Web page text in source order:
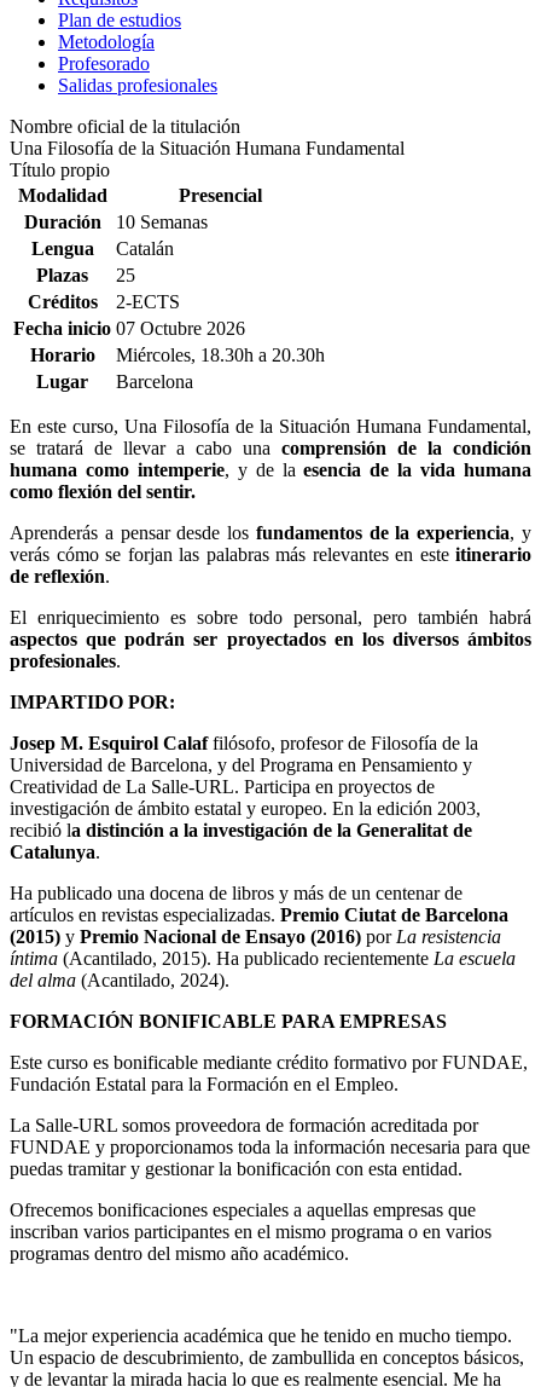
Plan de estudios
Metodología
Profesorado
Salidas profesionales
Nombre oficial de la titulación
Una Filosofía de la Situación Humana Fundamental
Título propio
Modalidad
Presencial
Duración
10 Semanas
Lengua
Catalán
Plazas
25
Créditos
2-ECTS
Fecha inicio 07 Octubre 2026
Horario
Miércoles, 18.30h a 20.30h
Lugar
Barcelona
En este curso, Una Filosofía de la Situación Humana Fundamental,
se tratará de llevar a cabo una comprensión de la condición
humana como intemperie, y de la esencia de la vida humana
como flexión del sentir.
Aprenderás a pensar desde los fundamentos de la experiencia, y
verás cómo se forjan las palabras más relevantes en este itinerario
de reflexión.
El enriquecimiento es sobre todo personal, pero también habrá
aspectos que podrán ser proyectados en los diversos ámbitos
profesionales.
IMPARTIDO POR:
Josep M. Esquirol Calaffilósofo, profesor de Filosofía de la
Universidad de Barcelona, y del Programa en Pensamiento y
Creatividad de La Salle-URL. Participa en proyectos de
investigación de ámbito estatal y europeo. En la edición 2003,
recibió la distinción a la investigación de la Generalitat de
Catalunya.
Ha publicado una docena de libros y más de un centenar de
artículos en revistas especializadas. Premio Ciutat de Barcelona
(2015) y Premio Nacional de Ensayo (2016) por La resistencia
íntima (Acantilado, 2015). Ha publicado recientemente La escuela
del alma (Acantilado, 2024).
FORMACIÓN BONIFICABLE PARA EMPRESAS
Este curso es bonificable mediante crédito formativo por FUNDAE,
Fundación Estatal para la Formación en el Empleo.
La Salle-URL somos proveedora de formación acreditada por
FUNDAE y proporcionamos toda la información necesaria para que
puedas tramitar y gestionar la bonificación con esta entidad.
Ofrecemos bonificaciones especiales a aquellas empresas que
inscriban varios participantes en el mismo programa o en varios
programas dentro del mismo año académico.
"La mejor experiencia académica que he tenido en mucho tiempo.
Un espacio de descubrimiento, de zambullida en conceptos básicos,
y de levantar la mirada hacia lo que es realmente esencial. Me ha